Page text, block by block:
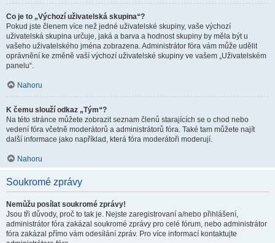
Co je to „Výchozí uživatelská skupina“?
Pokud jste členem více než jedné uživatelské skupiny, vaše výchozí
uživatelská skupina určuje, jaká a barva a hodnost skupiny by měla být u
vašeho uživatelského jména zobrazena. Administrátor fóra vám může udělit
oprávnění ke změně vaší výchozí uživatelské skupiny ve vašem „Uživatelském
panelu“.
Nahoru
K čemu slouží odkaz „Tým“?
Na této stránce můžete zobrazit seznam členů starajících se o chod nebo
vedení fóra včetně moderátorů a administrátorů fóra. Také tam můžete najít
další informace jako například, která fóra moderátoři moderují.
Nahoru
Soukromé zprávy
Nemůžu posílat soukromé zprávy!
Jsou tři důvody, proč to tak je. Nejste zaregistrovaní a/nebo přihlášení,
administrátor fóra zakázal soukromé zprávy pro celé fórum, nebo administrátor
fóra zakázal přímo vám odesílání zpráv. Pro více informací kontaktujte